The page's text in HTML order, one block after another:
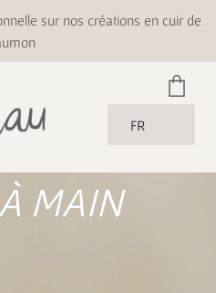
sur nos créations en cuir de
FR
MAIN